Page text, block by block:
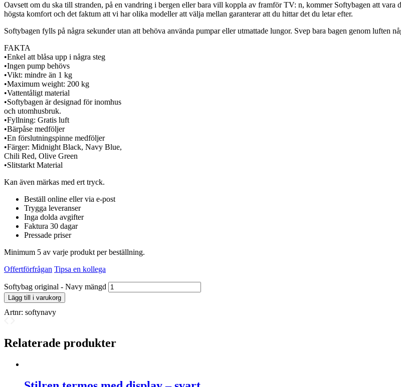
Oavsett om du ska till stranden, på en vandring i bergen eller bara vill koppla av framför TV: n, kommer Softybagen att
högsta komfort och det faktum att vi har olika modeller att välja mellan garanterar att du hittar det du letar efter.
Softybagen fylls på några sekunder utan att behöva använda pumpar eller utmattade lungor. Svep bara bagen genom luften
FAKTA
•Enkel att blåsa upp i några steg
•Ingen pump behövs
•Vikt: mindre än 1 kg
•Maximum weight: 200 kg
•Vattentåligt material
•Softybagen är designad för inomhus
och utomhusbruk.
•Fyllning: Gratis luft
•Bärpåse medföljer
•En förslutningspinne medföljer
•Färger: Midnight Black, Navy Blue,
Chili Red, Olive Green
•Slitstarkt Material
Kan även märkas med ert tryck.
Beställ online eller via e-post
Trygga leveranser
Inga dolda avgifter
Faktura 30 dagar
Pressade priser
Minimum 5 av varje produkt per beställning.
Offertförfrågan Tipsa en kollega
Softybag original - Navy mängd
Lägg till i varukorg
Artnr: softynavy
Relaterade produkter